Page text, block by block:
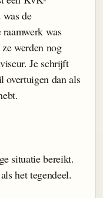
de
was
werden nog
Je schrijft
overtuigen dan als
situatie bereikt.
het tegendeel.